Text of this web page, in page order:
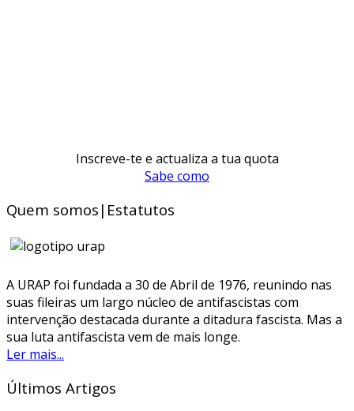
Inscreve-te e actualiza a tua quota
Sabe como
Quem somos|Estatutos
A URAP foi fundada a 30 de Abril de 1976, reunindo nas
suas fileiras um largo núcleo de antifascistas com
intervenção destacada durante a ditadura fascista. Mas a
sua luta antifascista vem de mais longe.
Ler mais...
Últimos Artigos